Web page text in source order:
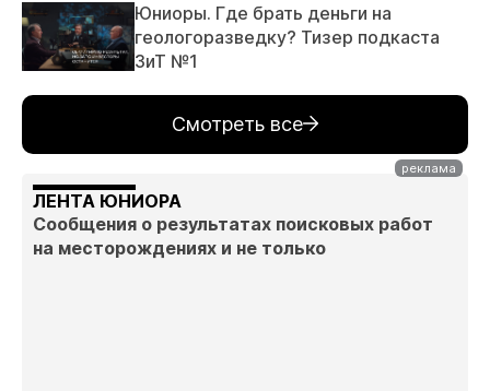
Юниоры. Где брать деньги на
геологоразведку? Тизер подкаста
ЗиТ №1
Смотреть все
ЛЕНТА ЮНИОРА
Сообщения о результатах поисковых работ
на месторождениях и не только